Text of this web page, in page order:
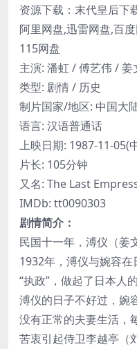
资源下载：末代皇后下
阿里网盘,迅雷网盘,百
115网盘
主演: 潘虹 / 傅艺伟 /
类型: 剧情 / 历史
制片国家/地区: 中国大
语言: 汉语普通话
上映日期: 1987-11-05(
片长: 105分钟
又名: The Last
IMDb: tt0090303
剧情简介：
民国十一年，溥仪（姜
1932年，溥仪与婉容
“执政”，做起了日本人
溥仪的日子不好过，婉
没有正常的夫妻生活，
苦衷引起侍卫李越亭（